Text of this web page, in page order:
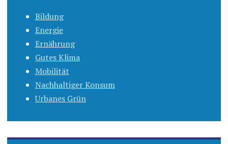
Bildung
Energie
Ernährung
Gutes Klima
Mobilität
Nachhaltiger Konsum
Urbanes Grün